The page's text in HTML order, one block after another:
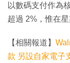
以數碼支付作為
超過 2%，惟在
【相關報道】
款 另設自家電子